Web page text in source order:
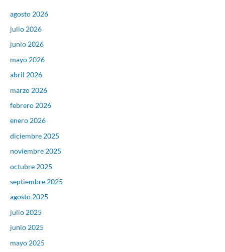
agosto 2026
julio 2026
junio 2026
mayo 2026
abril 2026
marzo 2026
febrero 2026
enero 2026
diciembre 2025
noviembre 2025
octubre 2025
septiembre 2025
agosto 2025
julio 2025
junio 2025
mayo 2025